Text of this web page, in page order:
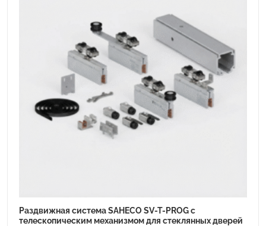
Раздвижная система SAHECO SV-T-PROG с
телескопическим механизмом для стеклянных дверей